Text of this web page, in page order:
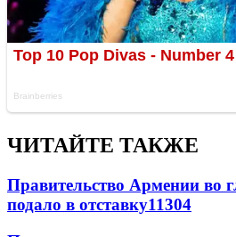
ЧИТАЙТЕ ТАКЖЕ
Правительство Армении во
подало в отставку11304